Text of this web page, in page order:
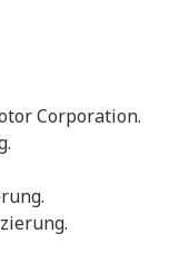
Corporation.